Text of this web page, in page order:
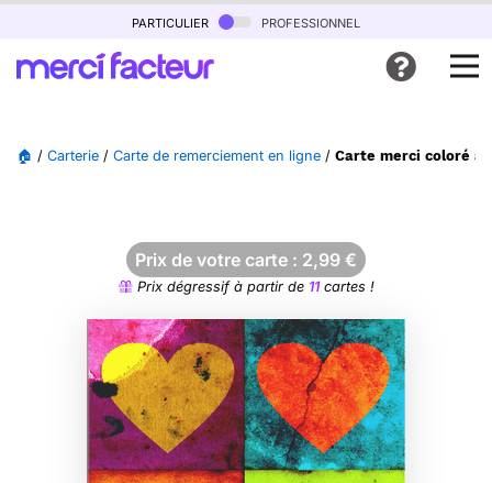
particulier professionnel
🏠 / Carterie / Carte de remerciement en ligne / Carte merci coloré
Prix de votre carte : 2,99 €
Prix dégressif à partir de 11cartes !